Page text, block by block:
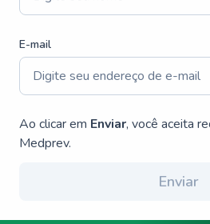
E-mail
Ao clicar em Enviar, você aceita
Medprev.
Enviar